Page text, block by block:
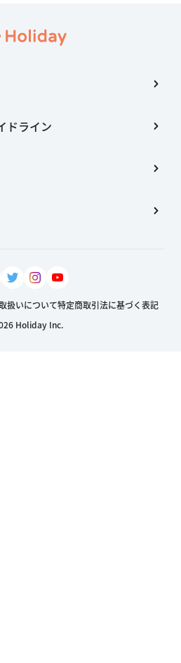
ドライン
扱いについて特定商取引法に基づく表記
Holiday Inc.